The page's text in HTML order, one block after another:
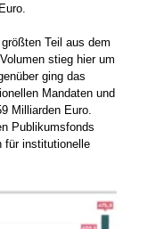
Teil aus dem
stieg hier um
ging das
Mandaten und
Milliarden Euro.
Publikumsfonds
für institutionelle